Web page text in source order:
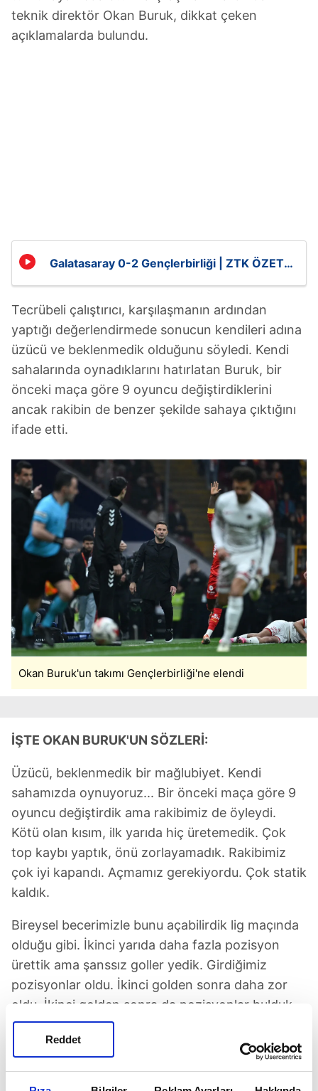
Reddet
teknik direktör Okan Buruk, dikkat çeken
açıklamalarda bulundu.
Galatasaray 0-2 Gençlerbirliği | ZTK ÖZET
Tecrübeli çalıştırıcı, karşılaşmanın ardından
yaptığı değerlendirmede sonucun kendileri adına
üzücü ve beklenmedik olduğunu söyledi. Kendi
sahalarında oynadıklarını hatırlatan Buruk, bir
önceki maça göre 9 oyuncu değiştirdiklerini
ancak rakibin de benzer şekilde sahaya çıktığını
ifade etti.
Okan Buruk'un takımı Gençlerbirliği'ne elendi
İŞTE OKAN BURUK'UN SÖZLERİ:
Üzücü, beklenmedik bir mağlubiyet. Kendi
sahamızda oynuyoruz... Bir önceki maça göre 9
oyuncu değiştirdik ama rakibimiz de öyleydi.
Kötü olan kısım, ilk yarıda hiç üretemedik. Çok
top kaybı yaptık, önü zorlayamadık. Rakibimiz
çok iyi kapandı. Açmamız gerekiyordu. Çok statik
kaldık.
Bireysel becerimizle bunu açabilirdik lig maçında
olduğu gibi. İkinci yarıda daha fazla pozisyon
ürettik ama şanssız goller yedik. Girdiğimiz
pozisyonlar oldu. İkinci golden sonra daha zor
oldu. İkinci golden sonra da pozisyonlar bulduk.
Hepimiz üzgünüz.
Kupayı kazanmak istiyorduk, geçen sene bunu